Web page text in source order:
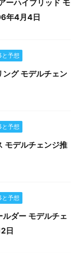
ーハイブリッド モ
年4月4日
と予想
ング モデルチェン
と予想
モデルチェンジ推
と予想
ルダー モデルチェ
日